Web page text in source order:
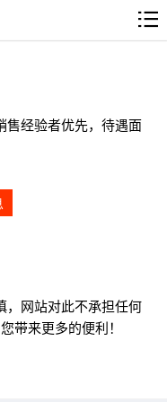
售经验者优先，待遇面
，网站对此不承担任何
带来更多的便利！